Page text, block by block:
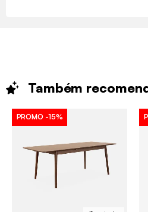
Também
PROMO -15%